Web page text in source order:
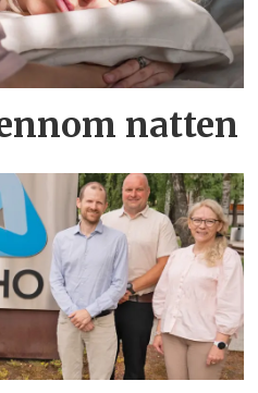
natten